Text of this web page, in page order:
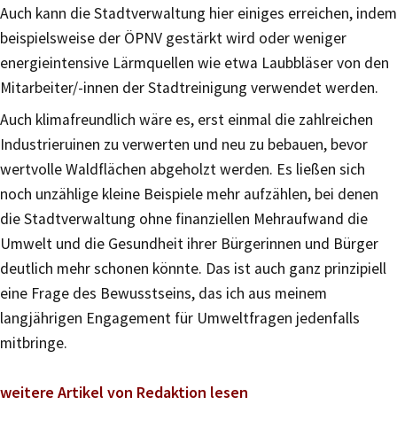
Auch kann die Stadtverwaltung hier einiges erreichen, indem
beispielsweise der ÖPNV gestärkt wird oder weniger
energieintensive Lärmquellen wie etwa Laubbläser von den
Mitarbeiter/-innen der Stadtreinigung verwendet werden.
Auch klimafreundlich wäre es, erst einmal die zahlreichen
Industrieruinen zu verwerten und neu zu bebauen, bevor
wertvolle Waldflächen abgeholzt werden. Es ließen sich
noch unzählige kleine Beispiele mehr aufzählen, bei denen
die Stadtverwaltung ohne finanziellen Mehraufwand die
Umwelt und die Gesundheit ihrer Bürgerinnen und Bürger
deutlich mehr schonen könnte. Das ist auch ganz prinzipiell
eine Frage des Bewusstseins, das ich aus meinem
langjährigen Engagement für Umweltfragen jedenfalls
mitbringe.
weitere Artikel von Redaktion lesen